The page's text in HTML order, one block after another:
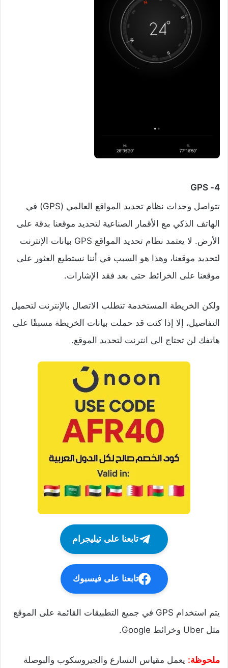
4- GPS
تتواصل وحدات نظام تحديد المواقع العالمي (GPS) في
الهاتف الذكي مع الأقمار الصناعية لتحديد موقعنا بدقة على
الأرض. لا يعتمد نظام تحديد المواقع GPS بيانات الإنترنت
لتحديد موقعنا، وهذا هو السبب في أننا نستطيع العثور على
موقعنا على الخرائط حتى بعد فقد الإشارات.
ولكن الخريطة المستخدمة تتطلب الاتصال بالإنترنت لتحميل
التفاصيل، إلا إذا كنت قد حملت بيانات الخريطة مسبقًا على
هاتفك لن تحتاج الى انترنت لتحديد الموقع.
تابعنا على تيليجرام
تابعنا على فيسبوك
يتم استخدام GPS في جميع التطبيقات القائمة على الموقع
مثل Uber وخرائط Google.
ملحوظة: يعمل مقياس التسارع والجيروسكوب والبوصلة